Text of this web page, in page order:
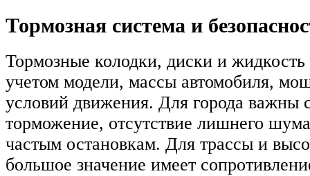
Тормозная система и
Тормозные колодки, диски и
учетом модели, массы автомобиля,
условий движения. Для города важны
торможение, отсутствие лишнего
частым остановкам. Для трассы и
большое значение имеет